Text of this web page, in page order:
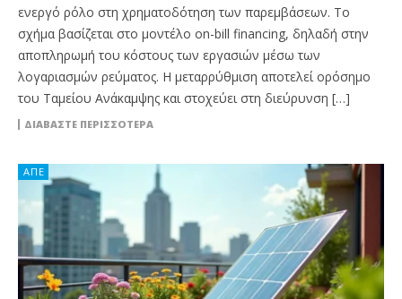
ενεργό ρόλο στη χρηματοδότηση των παρεμβάσεων. Το
σχήμα βασίζεται στο μοντέλο on-bill financing, δηλαδή στην
αποπληρωμή του κόστους των εργασιών μέσω των
λογαριασμών ρεύματος. Η μεταρρύθμιση αποτελεί ορόσημο
του Ταμείου Ανάκαμψης και στοχεύει στη διεύρυνση […]
ΔΙΑΒΆΣΤΕ ΠΕΡΙΣΣΌΤΕΡΑ
ΑΠΕ